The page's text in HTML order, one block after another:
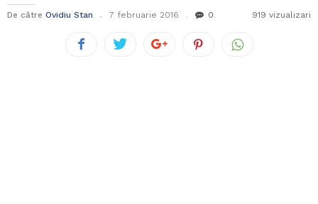
De către Ovidiu Stan 7 februarie 2016 0 919 vizualizari